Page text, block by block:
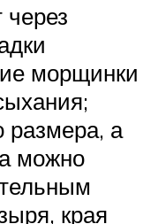
морщинки
размера, а
можно
края